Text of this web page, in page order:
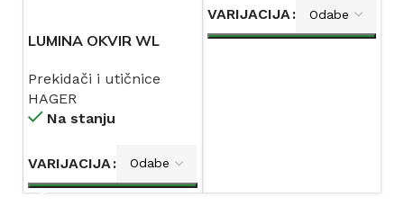
LUMINA OKVIR WL
HAGER
Prekidači i utičnice
HAGER
Na stanju
VARIJACIJA
VARIJACIJA